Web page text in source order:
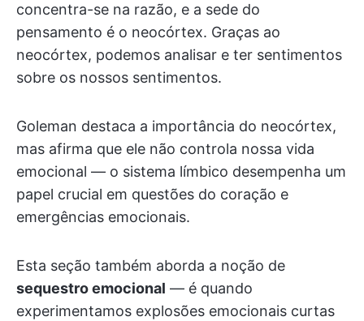
concentra-se na razão, e a sede do
pensamento é o neocórtex. Graças ao
neocórtex, podemos analisar e ter sentimentos
sobre os nossos sentimentos.
Goleman destaca a importância do neocórtex,
mas afirma que ele não controla nossa vida
emocional — o sistema límbico desempenha um
papel crucial em questões do coração e
emergências emocionais.
Esta seção também aborda a noção de
sequestro emocional — é quando
experimentamos explosões emocionais curtas